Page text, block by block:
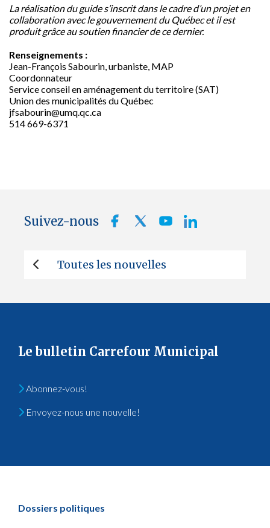
La réalisation du guide s’inscrit dans le cadre d’un projet en
collaboration avec le gouvernement du Québec et il est
produit grâce au soutien financier de ce dernier.
Renseignements :
Jean-François Sabourin, urbaniste, MAP
Coordonnateur
Service conseil en aménagement du territoire (SAT)
Union des municipalités du Québec
jfsabourin@umq.qc.ca
514 669-6371
Suivez-nous
Toutes les nouvelles
Le bulletin Carrefour Municipal
Abonnez-vous!
Envoyez-nous une nouvelle!
Dossiers politiques